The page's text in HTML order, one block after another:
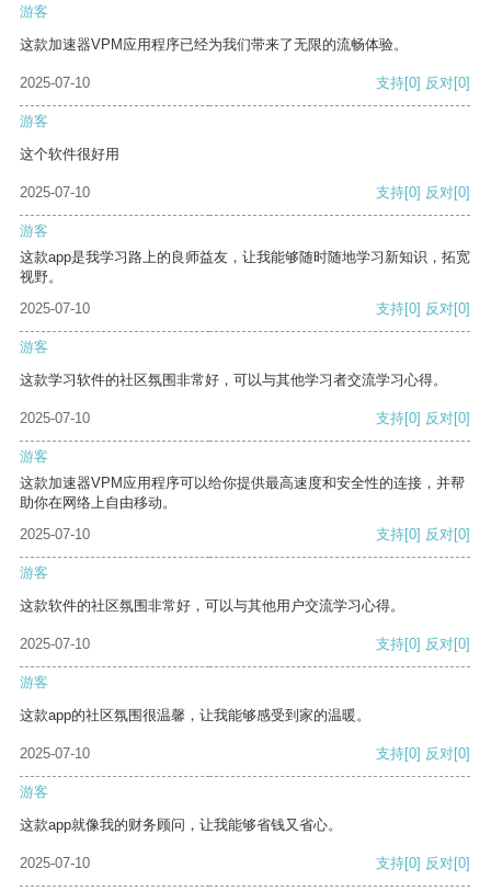
游客
这款加速器VPM应用程序已经为我们带来了无限的流畅体验。
2025-07-10 支持[0] 反对[0]
游客
这个软件很好用
2025-07-10 支持[0] 反对[0]
游客
这款app是我学习路上的良师益友，让我能够随时随地学习新知识，拓宽
视野。
2025-07-10
支持[0] 反对[0]
游客
这款学习软件的社区氛围非常好，可以与其他学习者交流学习心得。
2025-07-10 支持[0] 反对[0]
游客
这款加速器VPM应用程序可以给你提供最高速度和安全性的连接，并帮
助你在网络上自由移动。
2025-07-10
支持[0] 反对[0]
游客
这款软件的社区氛围非常好，可以与其他用户交流学习心得。
2025-07-10 支持[0] 反对[0]
游客
这款app的社区氛围很温馨，让我能够感受到家的温暖。
2025-07-10 支持[0] 反对[0]
游客
这款app就像我的财务顾问，让我能够省钱又省心。
2025-07-10 支持[0] 反对[0]